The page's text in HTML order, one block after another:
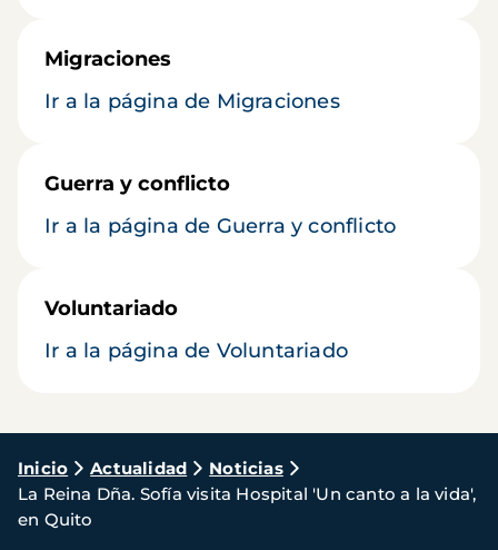
Migraciones
Ir a la página de Migraciones
Guerra y conflicto
Ir a la página de Guerra y conflicto
Voluntariado
Ir a la página de Voluntariado
Ruta
de
navegación
Inicio Actualidad
Noticias
La Reina Dña. Sofía visita Hospital 'Un canto a la vida',
en Quito